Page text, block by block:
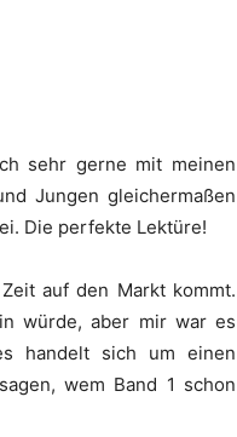
sehr gerne mit meinen
Jungen gleichermaßen
Die perfekte Lektüre!
auf den Markt kommt.
würde, aber mir war es
handelt sich um einen
wem Band 1 schon